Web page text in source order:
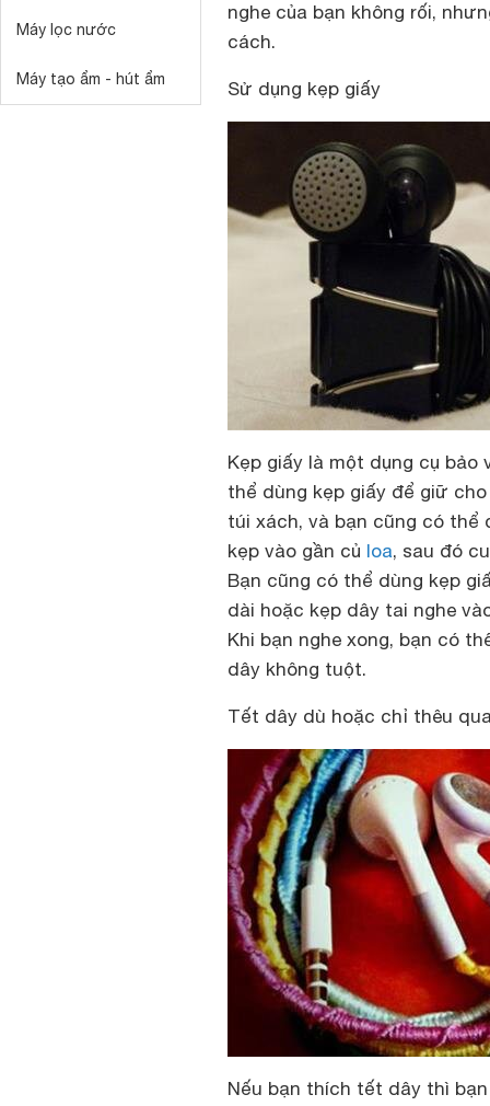
Máy lọc nước
Máy tạo ẩm - hút ẩm
nghe của bạn không rối,
cách.
Sử dụng kẹp giấy
Kẹp giấy là một dụng cụ
thể dùng kẹp giấy để giữ
túi xách, và bạn cũng có thể
kẹp vào gần củ loa, sau đó
Bạn cũng có thể dùng kẹp
dài hoặc kẹp dây tai nghe
Khi bạn nghe xong, bạn có
dây không tuột.
Tết dây dù hoặc chỉ thêu
Nếu bạn thích tết dây thì